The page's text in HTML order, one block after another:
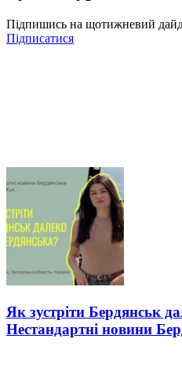
Підпишись на щотижневий
Підписатися
Як зустріти Бердянськ
Нестандартні новини